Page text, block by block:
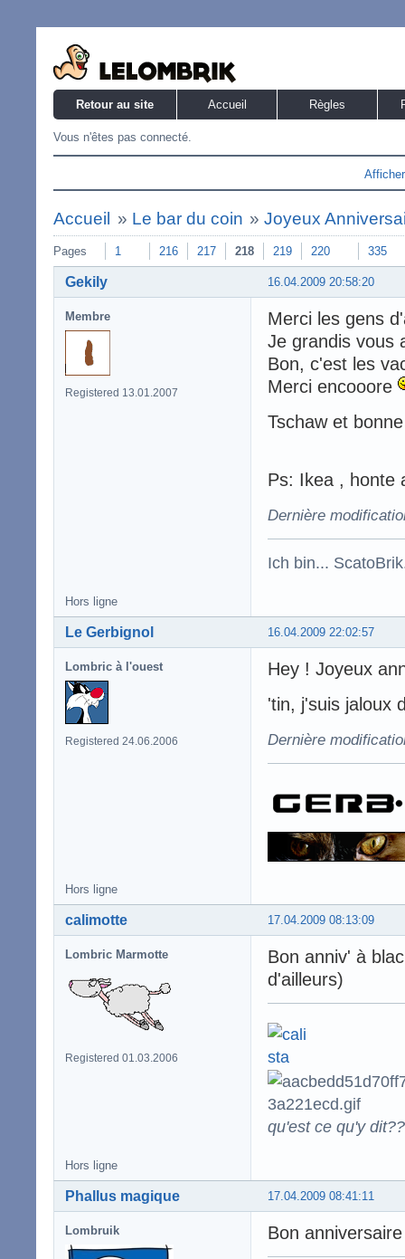
Retour au site Accueil Règles
Vous n'êtes pas connecté.
Accueil » Le bar du coin »Joyeux
Pages 1 216 217 218 219 220 335
16.04.2009 20:58:20
Gekily
Membre
Registered 13.01.2007
Merci les gens
Je grandis vous
Bon, c'est les
Merci encooore
Tschaw et
Ps: Ikea , honte
Dernière
Ich bin...
Hors ligne
16.04.2009 22:02:57
Le Gerbignol
Lombric à l'ouest
Registered 24.06.2006
Hey ! Joyeux
'tin, j'suis jaloux
Dernière
Hors ligne
17.04.2009 08:13:09
calimotte
Lombric Marmotte
Registered 01.03.2006
Bon anniv' à
d'ailleurs)
qu'est ce qu'y
Hors ligne
17.04.2009 08:41:11
Phallus magique
Lombruik Bon